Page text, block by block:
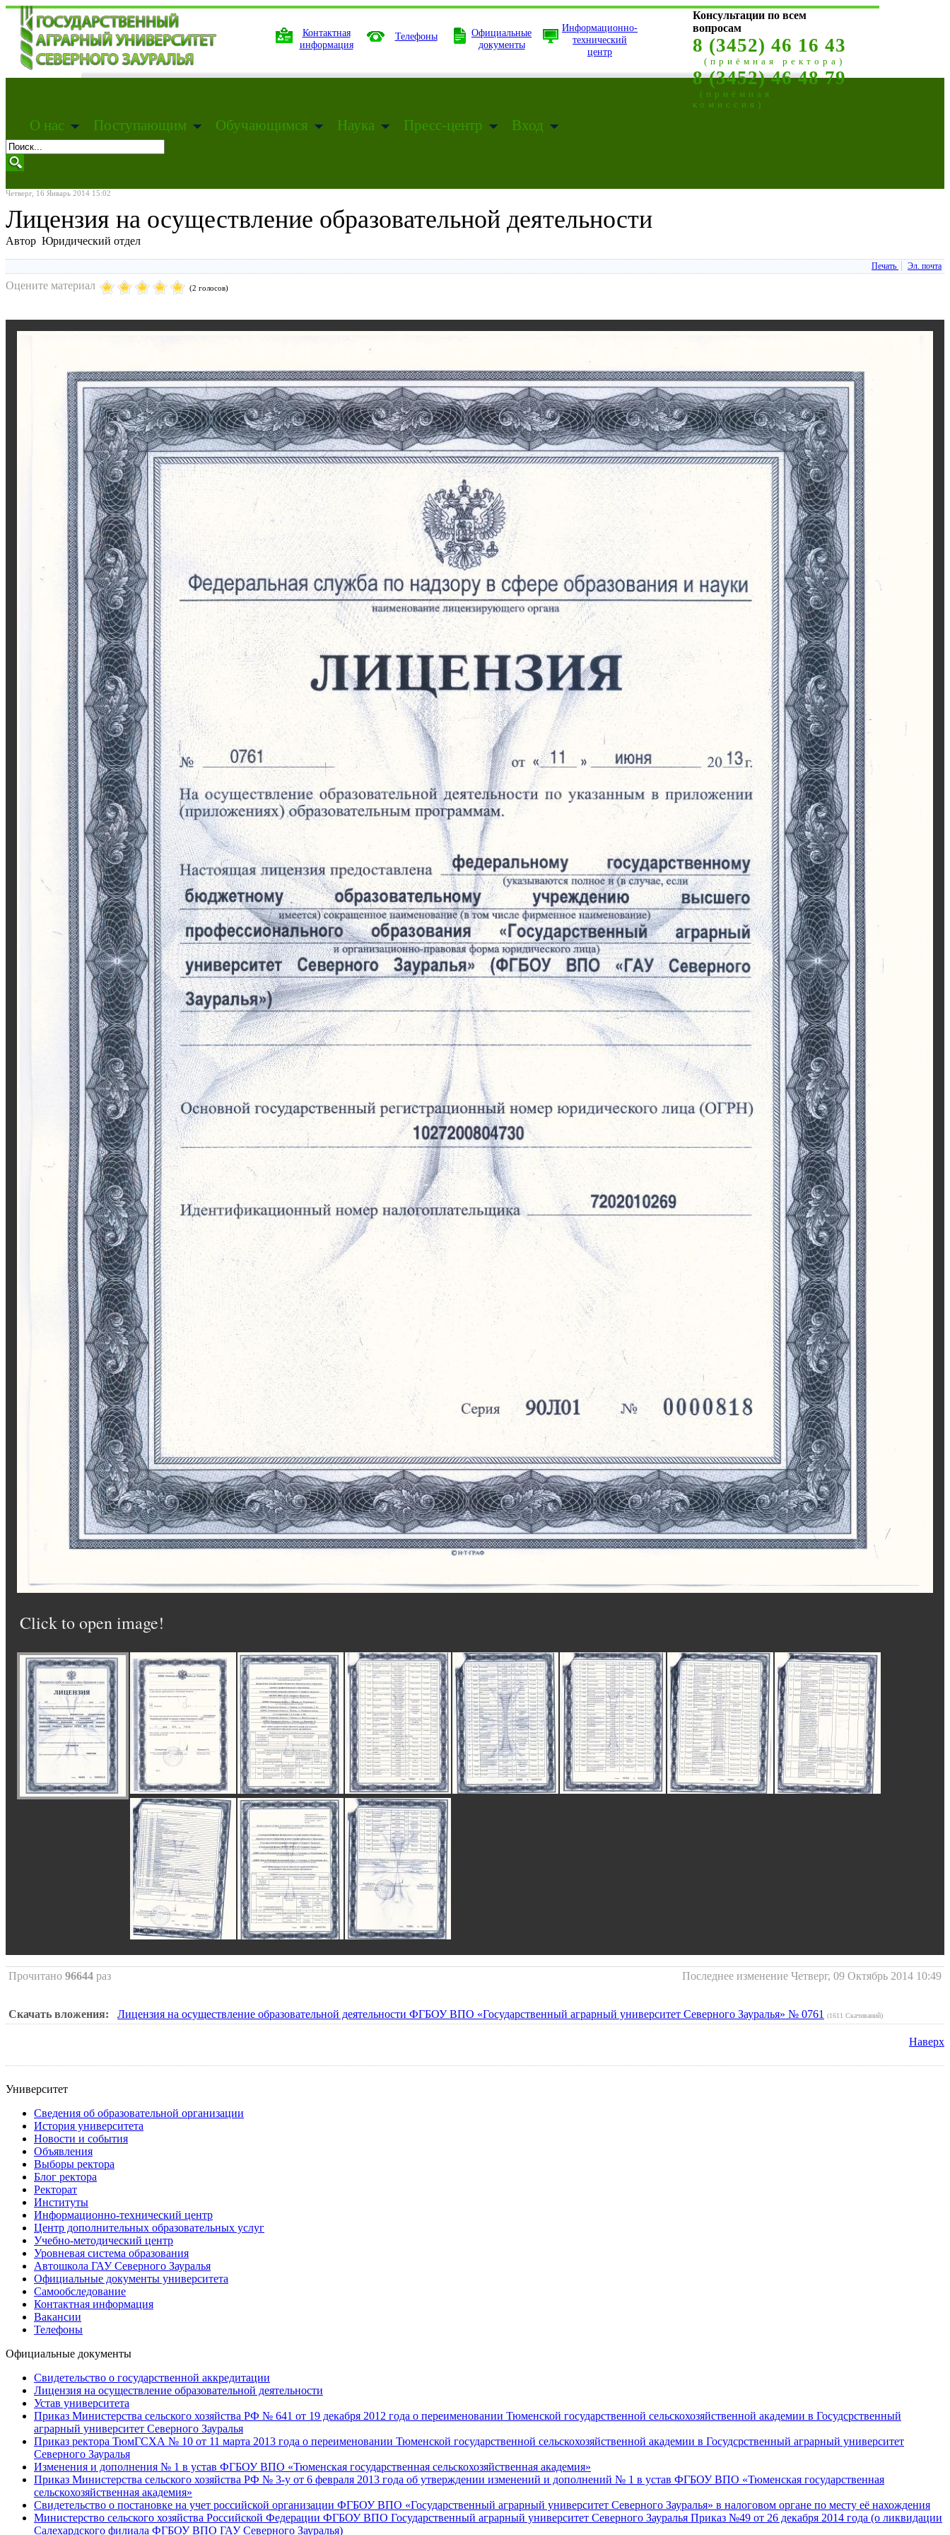
Контактная
информация
Телефоны
Официальные
документы
Информационно-
технический
центр
Консультации по всем
вопросам
8 (3452) 46 16 43
(приёмная ректора)
8 (3452) 46 48 79
(приёмная
комиссия)
О нас Поступающим Обучающимся Наука Пресс-центр Вход
Четверг, 16 Январь 2014 15:02
Лицензия на осуществление образовательной деятельности
Автор Юридический отдел
Печать Эл. почта
Оцените материал (2 голосов)
Click to open image!
Прочитано 96644 раз Последнее изменение Четверг, 09 Октябрь 2014 10:49
Скачать вложения: Лицензия на осуществление образовательной деятельности ФГБОУ ВПО «Государственный аграрный университет Северного Зауралья» № 0761 (1611 Скачиваний)
Наверх
Университет
Сведения об образовательной организации
История университета
Новости и события
Объявления
Выборы ректора
Блог ректора
Ректорат
Институты
Информационно-технический центр
Центр дополнительных образовательных услуг
Учебно-методический центр
Уровневая система образования
Автошкола ГАУ Северного Зауралья
Официальные документы университета
Самообследование
Контактная информация
Вакансии
Телефоны
Официальные документы
Свидетельство о государственной аккредитации
Лицензия на осуществление образовательной деятельности
Устав университета
Приказ Министерства сельского хозяйства РФ № 641 от 19 декабря 2012 года о переименовании Тюменской государственной сельскохозяйственной академии в Госудсрственный
аграрный университет Северного Зауралья
Приказ ректора ТюмГСХА № 10 от 11 марта 2013 года о переименовании Тюменской государственной сельскохозяйственной академии в Госудсрственный аграрный университет
Северного Зауралья
Изменения и дополнения № 1 в устав ФГБОУ ВПО «Тюменская государственная сельскохозяйственная академия»
Приказ Министерства сельского хозяйства РФ № 3-у от 6 февраля 2013 года об утверждении изменений и дополнений № 1 в устав ФГБОУ ВПО «Тюменская государственная
сельскохозяйственная академия»
Свидетельство о постановке на учет российской организации ФГБОУ ВПО «Государственный аграрный университет Северного Зауралья» в налоговом органе по месту её нахождения
Министерство сельского хозяйства Российской Федерации ФГБОУ ВПО Государственный аграрный университет Северного Зауралья Приказ №49 от 26 декабря 2014 года (о ликвидации
Салехардского филиала ФГБОУ ВПО ГАУ Северного Зауралья)